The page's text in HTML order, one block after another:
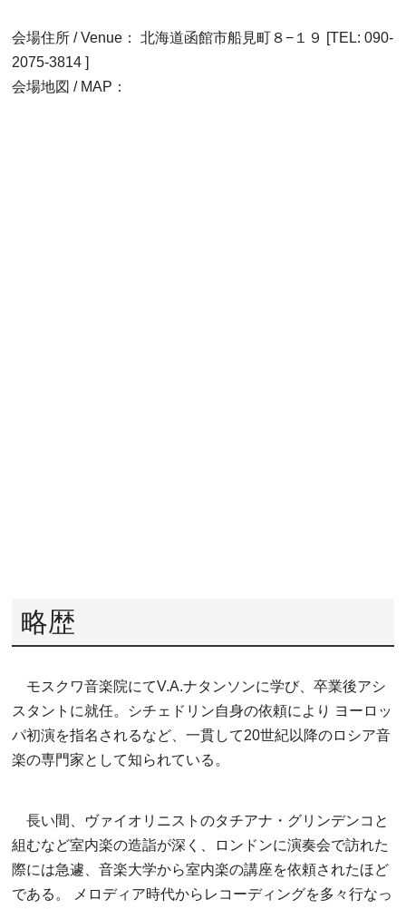
会場住所 / Venue： 北海道函館市船見町８−１９ [TEL: 090-
2075-3814 ]
会場地図 / MAP：
略歴
モスクワ音楽院にてV.A.ナタンソンに学び、卒業後アシ
スタントに就任。シチェドリン自身の依頼により ヨーロッ
パ初演を指名されるなど、一貫して20世紀以降のロシア音
楽の専門家として知られている。
長い間、ヴァイオリニストのタチアナ・グリンデンコと
組むなど室内楽の造詣が深く、ロンドンに演奏会で訪れた
際には急遽、音楽大学から室内楽の講座を依頼されたほど
である。 メロディア時代からレコーディングを多々行なっ